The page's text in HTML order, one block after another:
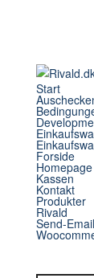
Start
Forside
Homepage
Kassen
Kontakt
Produkter
Rivald
Send-